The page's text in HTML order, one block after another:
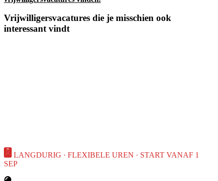
Vrijwilligersvacatures die je misschien ook
interessant vindt
LANGDURIG · FLEXIBELE UREN · START VANAF 1
SEP